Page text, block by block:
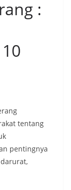
:
tentang
pentingnya